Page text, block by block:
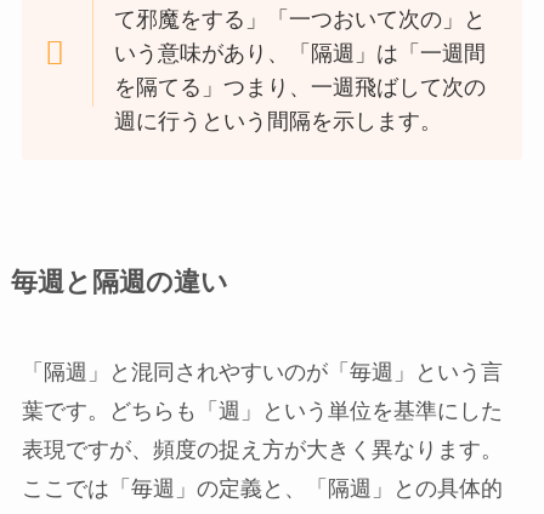
て邪魔をする」「一つおいて次の」と
いう意味があり、「隔週」は「一週間
を隔てる」つまり、一週飛ばして次の
週に行うという間隔を示します。
毎週と隔週の違い
「隔週」と混同されやすいのが「毎週」という言
葉です。どちらも「週」という単位を基準にした
表現ですが、頻度の捉え方が大きく異なります。
ここでは「毎週」の定義と、「隔週」との具体的